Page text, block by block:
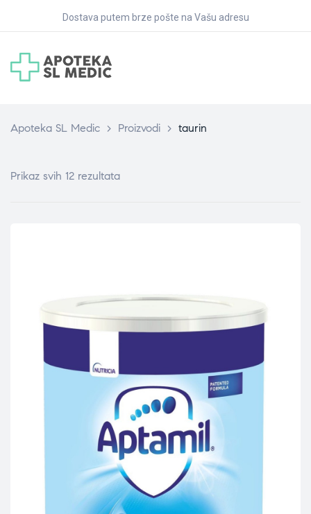
Dostava putem brze pošte na Vašu adresu
Apoteka SL Medic > Proizvodi > taurin
Prikaz svih 12 rezultata